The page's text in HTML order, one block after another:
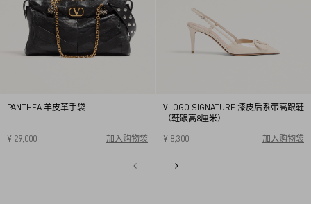
PANTHEA 羊皮革手袋
¥ 29,000 加入购物袋 34
36
39
VLOGO SIGNATURE 漆皮后系带高跟鞋
（鞋跟高8厘米）
¥ 8,300
加入购物袋